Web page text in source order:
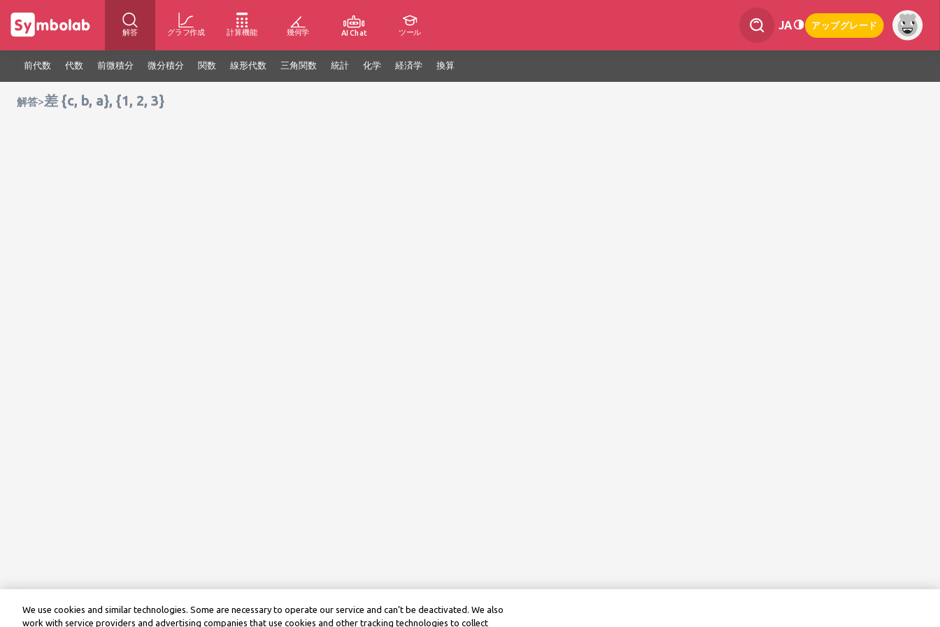
解答 グラフ作成 計算機能 幾何学 AI Chat ツール
JA アップグレード
前代数 代数 前微積分 微分積分 関数 線形代数 三角関数 統計 化学 経済学 換算
解答>差 {c, b, a}, {1, 2, 3}
We use cookies and similar technologies. Some are necessary to operate our service and can’t be deactivated. We also
work with service providers and advertising companies that use cookies and other tracking technologies to collect